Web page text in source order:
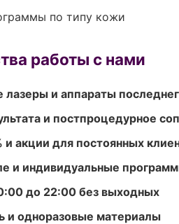
по типу кожи
работы с нами
и аппараты
и постпроцедурное
и акции для постоянных
и индивидуальные
до 22:00 без выходных
и одноразовые материалы